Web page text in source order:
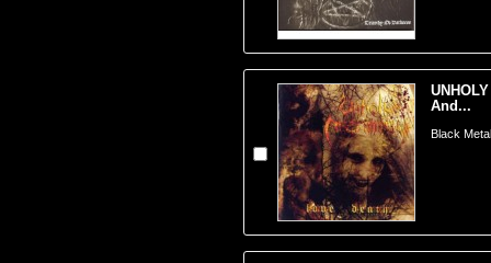
And...
Black